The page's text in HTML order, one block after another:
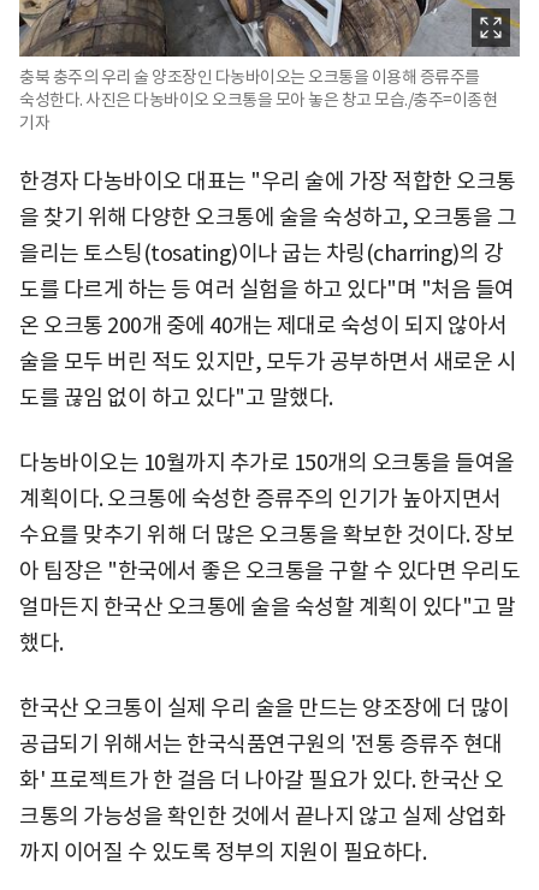
충북 충주의 우리 술 양조장인 다농바이오는 오크통을 이용해 증류주를
숙성한다. 사진은 다농바이오 오크통을 모아 놓은 창고 모습./충주=이종현
기자
한경자 다농바이오 대표는 "우리 술에 가장 적합한 오크통
을 찾기 위해 다양한 오크통에 술을 숙성하고, 오크통을 그
을리는 토스팅(tosating)이나 굽는 차링(charring)의 강
도를 다르게 하는 등 여러 실험을 하고 있다"며 "처음 들여
온 오크통 200개 중에 40개는 제대로 숙성이 되지 않아서
술을 모두 버린 적도 있지만, 모두가 공부하면서 새로운 시
도를 끊임 없이 하고 있다"고 말했다.
다농바이오는 10월까지 추가로 150개의 오크통을 들여올
계획이다. 오크통에 숙성한 증류주의 인기가 높아지면서
수요를 맞추기 위해 더 많은 오크통을 확보한 것이다. 장보
아 팀장은 "한국에서 좋은 오크통을 구할 수 있다면 우리도
얼마든지 한국산 오크통에 술을 숙성할 계획이 있다"고 말
했다.
한국산 오크통이 실제 우리 술을 만드는 양조장에 더 많이
공급되기 위해서는 한국식품연구원의 '전통 증류주 현대
화' 프로젝트가 한 걸음 더 나아갈 필요가 있다. 한국산 오
크통의 가능성을 확인한 것에서 끝나지 않고 실제 상업화
까지 이어질 수 있도록 정부의 지원이 필요하다.